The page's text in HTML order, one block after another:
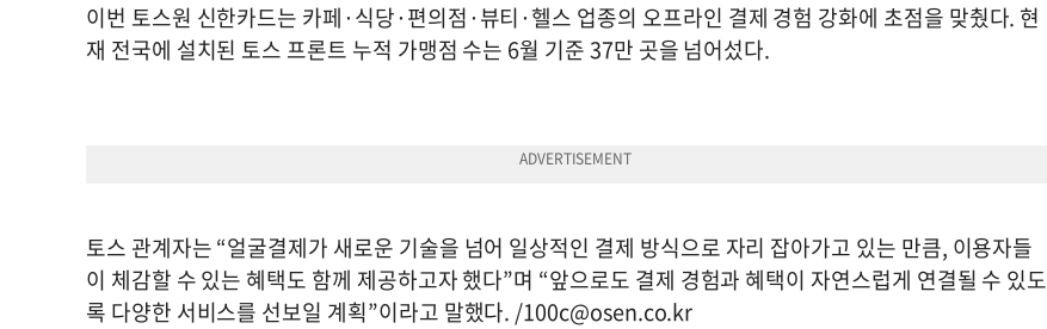
이번 토스원 신한카드는 카페·식당·편의점·뷰티·헬스 업종의 오프라인 결제 경험 강화에 초점을 맞췄다. 현
재 전국에 설치된 토스 프론트 누적 가맹점 수는 6월 기준 37만 곳을 넘어섰다.
토스 관계자는 “얼굴결제가 새로운 기술을 넘어 일상적인 결제 방식으로 자리 잡아가고 있는 만큼, 이용자들
이 체감할 수 있는 혜택도 함께 제공하고자 했다”며 “앞으로도 결제 경험과 혜택이 자연스럽게 연결될 수 있도
록 다양한 서비스를 선보일 계획”이라고 말했다. /100c@osen.co.kr